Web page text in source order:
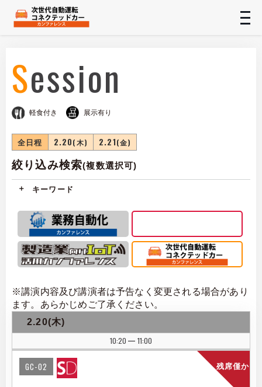
Session
全日程 2.20(木) 2.21(金)
軽食付き 展示有り
絞り込み検索(複数選択可)
キーワード
※講演内容及び講演者は予告なく変更される場合があり
ます。あらかじめご了承ください。
2.20(木)
10:20
| 11:00
残席僅か
GC-02